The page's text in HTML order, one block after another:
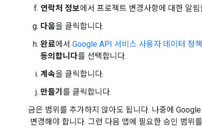
연락처 정보에서 프로젝트 변경사항에 대한 알
다음을 클릭합니다.
완료에서 Google API 서비스 사용자 데이터 정책
동의합니다를 선택합니다.
계속을 클릭합니다.
만들기 를 클릭합니다.
지금은 범위를 추가하지 않아도 됩니다. 나중에
로 변경해야 합니다. 그런 다음 앱에 필요한 승인 범위